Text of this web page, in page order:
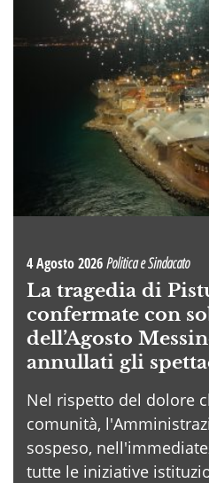
4 Agosto 2026Politica e Sindacato
La tragedia di
confermate con
dell’Agosto
annullati gli
Nel rispetto del dolore
comunità,
sospeso,
tutte le iniziative